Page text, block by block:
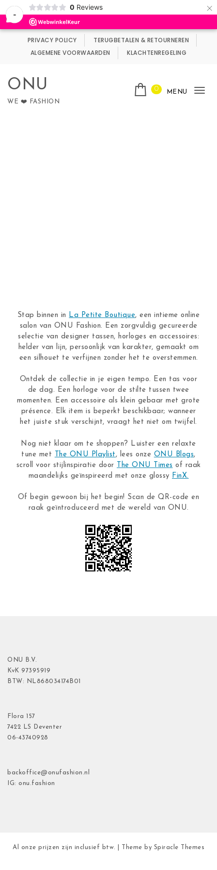
-
0 Reviews ×
Wij maken gebruik van cookies.
PRIVACY POLICY
TERUGBETALEN & RETOURNEREN
ALGEMENE VOORWAARDEN
KLACHTENREGELING
ONU
WE ❤️ FASHION
0 MENU
Stap binnen in La Petite Boutique, een intieme online
salon van ONU Fashion. Een zorgvuldig gecureerde
selectie van designer tassen, horloges en accessoires:
helder van lijn, persoonlijk van karakter, gemaakt om
een silhouet te verfijnen zonder het te overstemmen.
Ontdek de collectie in je eigen tempo. Een tas voor
de dag. Een horloge voor de stilte tussen twee
momenten. Een accessoire als klein gebaar met grote
présence. Elk item is beperkt beschikbaar; wanneer
het juiste stuk verschijnt, vraagt het niet om twijfel.
Nog niet klaar om te shoppen? Luister een relaxte
tune met
The ONU Playlist , lees onze ONU Blogs,
scroll voor stijlinspiratie door
The ONU Times of raak
maandelijks geïnspireerd met onze glossy FinX.
Of begin gewoon bij het begin! Scan de QR-code en
raak geïntroduceerd met de wereld van ONU.
ONU B.V.
KvK 97395919
BTW: NL868034174B01
Flora 157
7422 LS Deventer
06-43740928
backoffice@onufashion.nl
IG: onu.fashion
Al onze prijzen zijn inclusief btw. | Theme by Spiracle Themes